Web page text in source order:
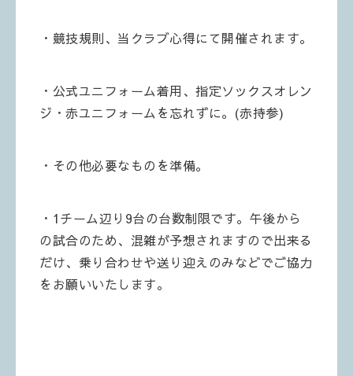
・競技規則、当クラブ心得にて開催されます。
・公式ユニフォーム着用、指定ソックスオレン
ジ・赤ユニフォームを忘れずに。(赤持参)
・その他必要なものを準備。
・1チーム辺り9台の台数制限です。午後から
の試合のため、 混雑が予想されますので出来る
だけ、乗り合わせや送り迎えのみなどでご協力
をお願いいたします。